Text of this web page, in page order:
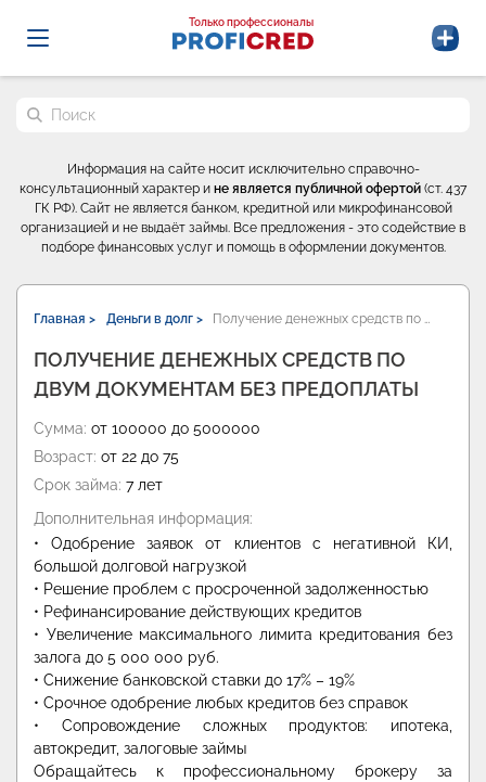
Probrokery - Только профессионалы
Только профессионалы
Поиск по сайту
Информация на сайте носит исключительно справочно-
консультационный характер и не является публичной офертой (ст. 437
ГК РФ). Сайт не является банком, кредитной или микрофинансовой
организацией и не выдаёт займы. Все предложения - это содействие в
подборе финансовых услуг и помощь в оформлении документов.
Главная > Деньги в долг > Получение денежных средств по …
ПОЛУЧЕНИЕ ДЕНЕЖНЫХ СРЕДСТВ ПО
ДВУМ ДОКУМЕНТАМ БЕЗ ПРЕДОПЛАТЫ
Сумма: от 100000 до 5000000
Возраст: от 22 до 75
Срок займа: 7 лет
Дополнительная информация:
• Одобрение заявок от клиентов с негативной КИ,
большой долговой нагрузкой
• Решение проблем с просроченной задолженностью
• Рефинансирование действующих кредитов
• Увеличение максимального лимита кредитования без
залога до 5 000 000 руб.
• Снижение банковской ставки до 17% – 19%
• Срочное одобрение любых кредитов без справок
• Сопровождение сложных продуктов: ипотека,
автокредит, залоговые займы
Обращайтесь к профессиональному брокеру за